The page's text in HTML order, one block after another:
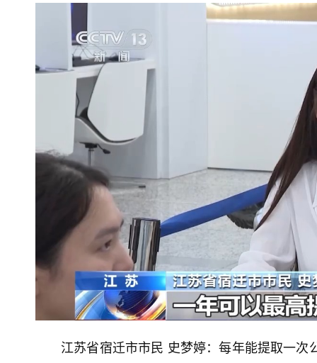
江苏省宿迁市市民 史梦婷：每年能提取一